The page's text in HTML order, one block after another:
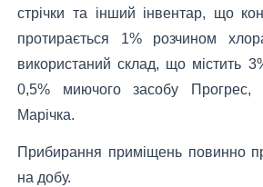
стрічки та інший інвентар, що
протирається 1% розчином
використаний склад, що містить
0,5% миючого засобу
Марічка.
Прибирання приміщень повинно
на добу.